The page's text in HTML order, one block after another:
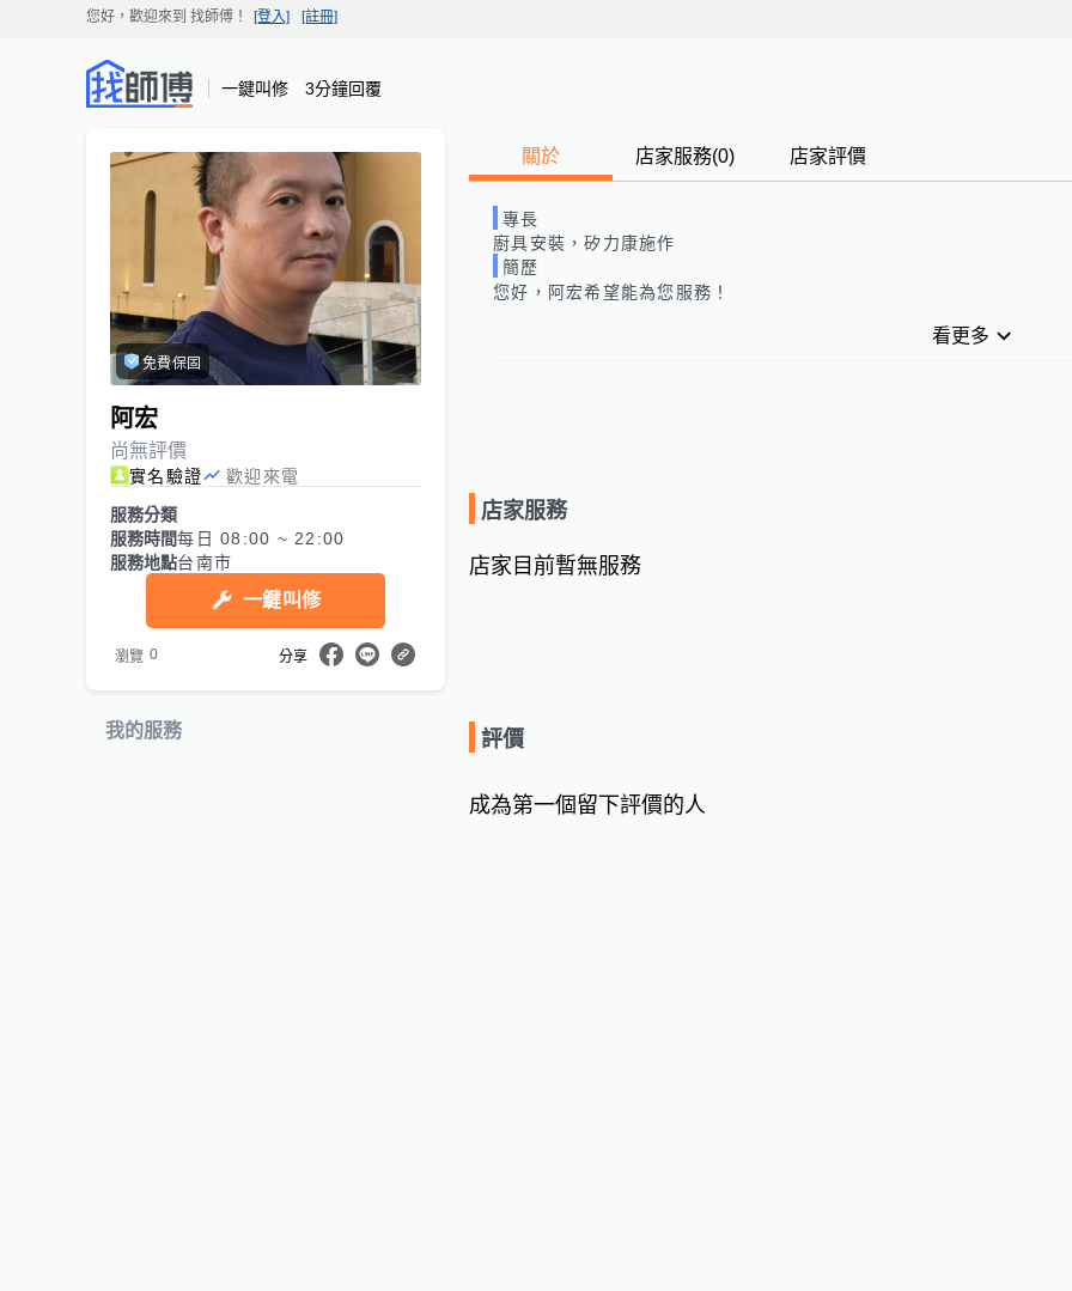
您好，歡迎來到 找師傅 ！ [登入] [註冊]
一鍵叫修 3分鐘回覆
免費保固
阿宏
尚無評價
實名驗證
歡迎來電
服務分類
服務時間每日 08:00 ~ 22:00
服務地點台南市
一鍵叫修
瀏覽 0 分享
我的服務
關於 店家服務(0) 店家評價
專長
廚具安裝，矽力康施作
簡歷
您好，阿宏希望能為您服務！
看更多
店家服務
店家目前暫無服務
評價
成為第一個留下評價的人